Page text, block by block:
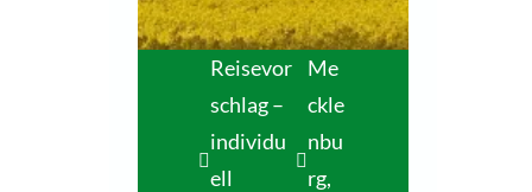
Reisevor
schlag –
individu
ell
Me
ckle
nbu
rg,